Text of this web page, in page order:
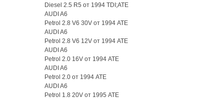
Diesel 2.5 R5 от 1994 TDI;ATE
AUDI A6
Petrol 2.8 V6 30V от 1994 ATE
AUDI A6
Petrol 2.8 V6 12V от 1994 ATE
AUDI A6
Petrol 2.0 16V от 1994 ATE
AUDI A6
Petrol 2.0 от 1994 ATE
AUDI A6
Petrol 1.8 20V от 1995 ATE